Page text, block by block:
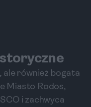
ale również bogata
Miasto Rodos,
i zachwyca